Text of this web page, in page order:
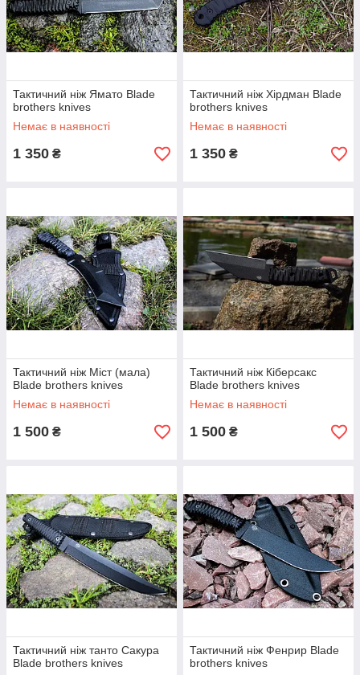
Тактичний ніж Ямато Blade
brothers knives
Немає в наявності
1 350 ₴
Тактичний ніж Хірдман Blade
brothers knives
Немає в наявності
1 350 ₴
Тактичний ніж Міст (мала)
Blade brothers knives
Немає в наявності
1 500 ₴
Тактичний ніж Кіберсакс
Blade brothers knives
Немає в наявності
1 500 ₴
Тактичний ніж танто Сакура
Blade brothers knives
Тактичний ніж Фенрир Blade
brothers knives